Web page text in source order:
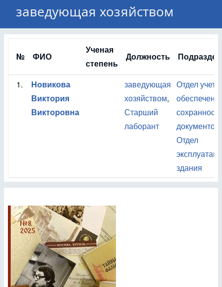
заведующая хозяйством
№ ФИО
Ученая
степень
Должность
1.
Новикова
Виктория
Викторовна
заведующая
хозяйством,
Старший
лаборант
Отдел
документов
Отдел
здания